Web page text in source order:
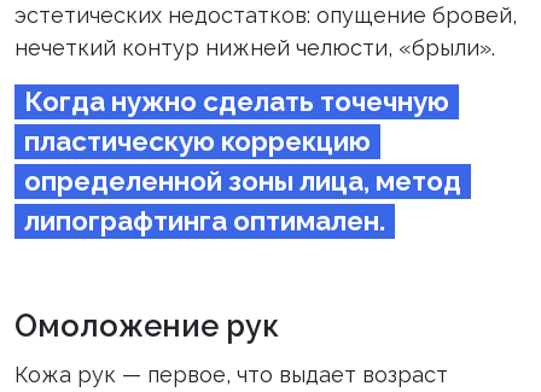
эстетических недостатков: опущение бровей,
нечеткий контур нижней челюсти, «брыли».
Когда нужно сделать точечную
пластическую коррекцию
определенной зоны лица, метод
липографтинга оптимален.
Омоложение рук
Кожа рук — первое, что выдает возраст